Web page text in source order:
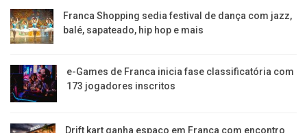
Franca Shopping sedia festival de dança com jazz,
balé, sapateado, hip hop e mais
e-Games de Franca inicia fase classificatória com
173 jogadores inscritos
Drift kart ganha espaço em Franca com encontro